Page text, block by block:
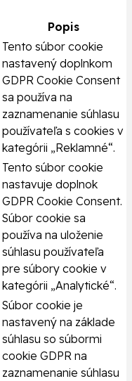
Popis
Tento súbor cookie
nastavený doplnkom
GDPR Cookie Consent
sa používa na
zaznamenanie súhlasu
používateľa s cookies v
kategórii „Reklamné“.
Tento súbor cookie
nastavuje doplnok
GDPR Cookie Consent.
Súbor cookie sa
používa na uloženie
súhlasu používateľa
pre súbory cookie v
kategórii „Analytické“.
Súbor cookie je
nastavený na základe
súhlasu so súbormi
cookie GDPR na
zaznamenanie súhlasu